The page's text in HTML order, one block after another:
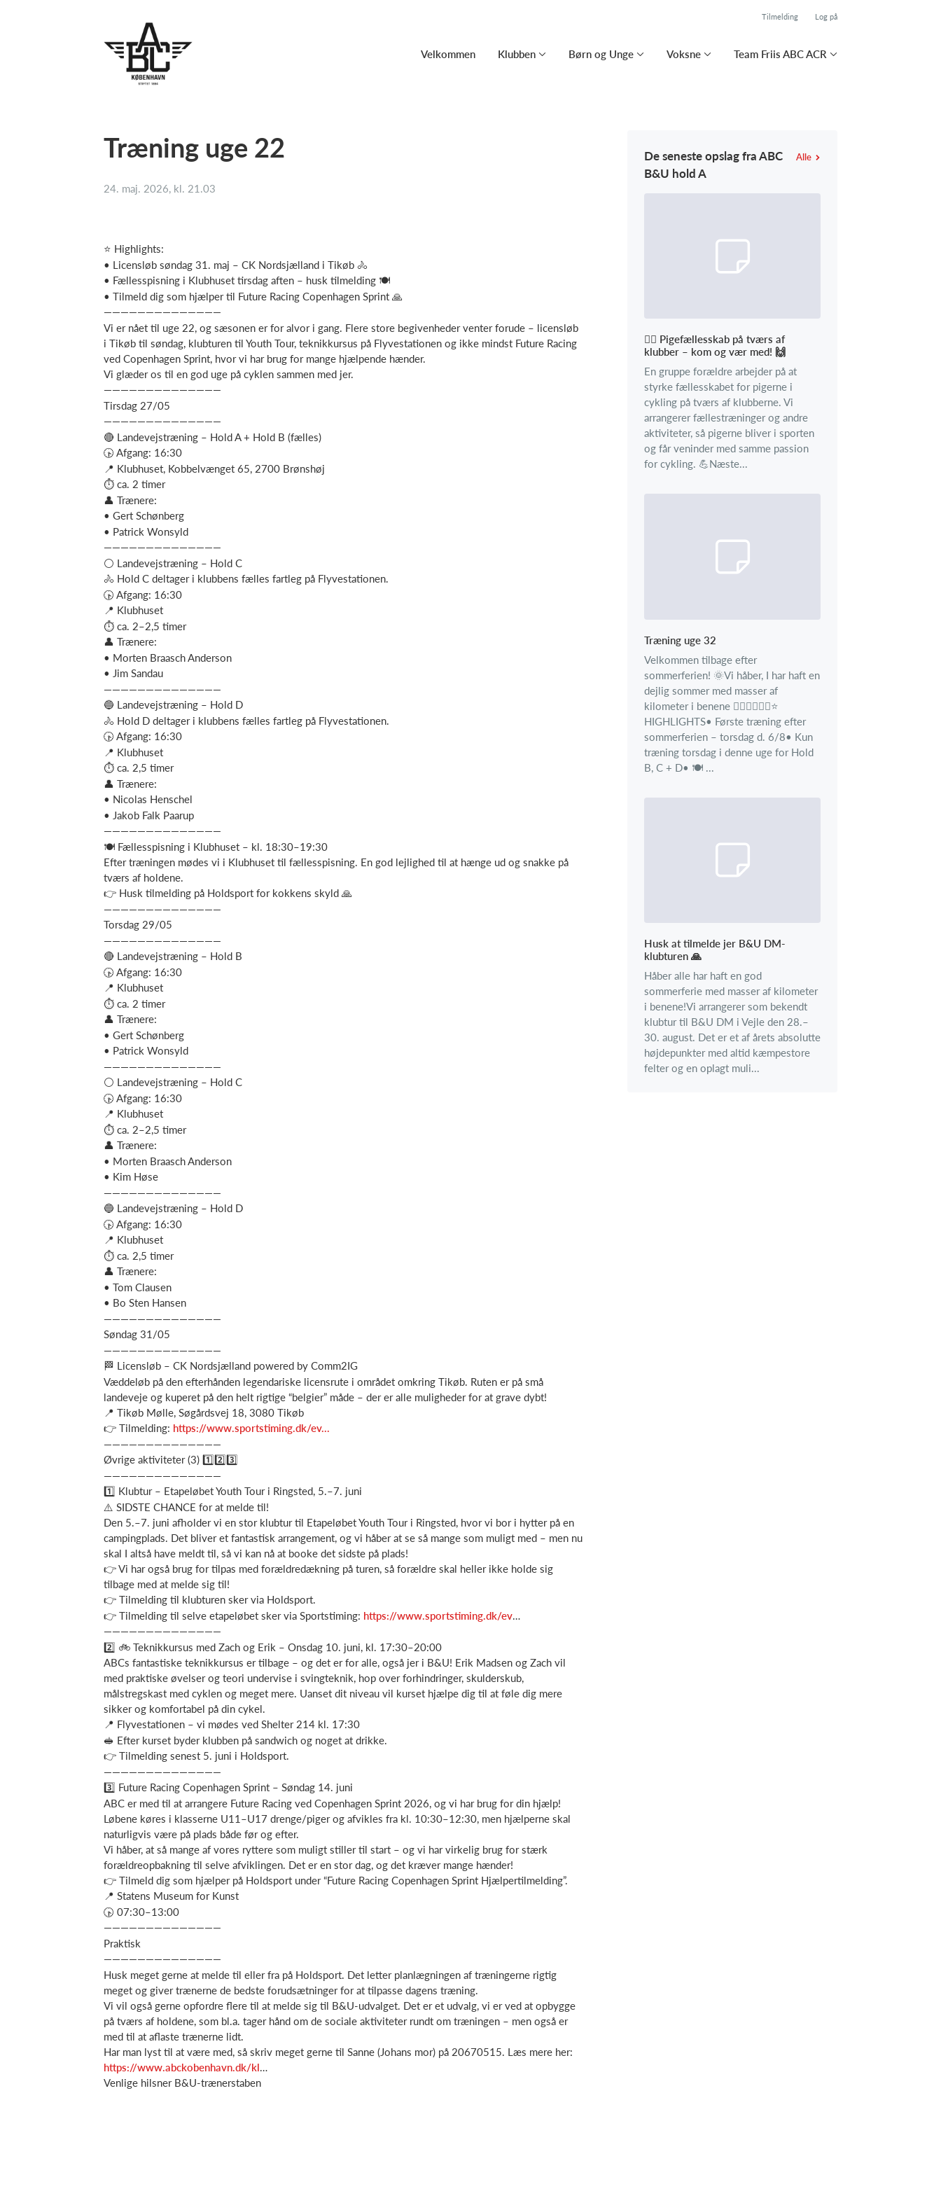
Tilmelding Log på
Velkommen Klubben Børn og Unge Voksne Team Friis ABC ACR
Træning uge 22
24. maj. 2026, kl. 21.03
⭐ Highlights:
• Licensløb søndag 31. maj – CK Nordsjælland i Tikøb 🚴
• Fællesspisning i Klubhuset tirsdag aften – husk tilmelding 🍽️
• Tilmeld dig som hjælper til Future Racing Copenhagen Sprint 🙏
——————————————
Vi er nået til uge 22, og sæsonen er for alvor i gang. Flere store begivenheder venter forude – licensløb
i Tikøb til søndag, klubturen til Youth Tour, teknikkursus på Flyvestationen og ikke mindst Future Racing
ved Copenhagen Sprint, hvor vi har brug for mange hjælpende hænder.
Vi glæder os til en god uge på cyklen sammen med jer.
——————————————
Tirsdag 27/05
——————————————
🔴 Landevejstræning – Hold A + Hold B (fælles)
🕟 Afgang: 16:30
📍 Klubhuset, Kobbelvænget 65, 2700 Brønshøj
⏱ ca. 2 timer
👤 Trænere:
• Gert Schønberg
• Patrick Wonsyld
——————————————
⚪ Landevejstræning – Hold C
🚴 Hold C deltager i klubbens fælles fartleg på Flyvestationen.
🕟 Afgang: 16:30
📍 Klubhuset
⏱ ca. 2–2,5 timer
👤 Trænere:
• Morten Braasch Anderson
• Jim Sandau
——————————————
🔵 Landevejstræning – Hold D
🚴 Hold D deltager i klubbens fælles fartleg på Flyvestationen.
🕟 Afgang: 16:30
📍 Klubhuset
⏱ ca. 2,5 timer
👤 Trænere:
• Nicolas Henschel
• Jakob Falk Paarup
——————————————
🍽️ Fællesspisning i Klubhuset – kl. 18:30–19:30
Efter træningen mødes vi i Klubhuset til fællesspisning. En god lejlighed til at hænge ud og snakke på
tværs af holdene.
👉 Husk tilmelding på Holdsport for kokkens skyld 🙏
——————————————
Torsdag 29/05
——————————————
🔴 Landevejstræning – Hold B
🕟 Afgang: 16:30
📍 Klubhuset
⏱ ca. 2 timer
👤 Trænere:
• Gert Schønberg
• Patrick Wonsyld
——————————————
⚪ Landevejstræning – Hold C
🕟 Afgang: 16:30
📍 Klubhuset
⏱ ca. 2–2,5 timer
👤 Trænere:
• Morten Braasch Anderson
• Kim Høse
——————————————
🔵 Landevejstræning – Hold D
🕟 Afgang: 16:30
📍 Klubhuset
⏱ ca. 2,5 timer
👤 Trænere:
• Tom Clausen
• Bo Sten Hansen
——————————————
Søndag 31/05
——————————————
🏁 Licensløb – CK Nordsjælland powered by Comm2IG
Væddeløb på den efterhånden legendariske licensrute i området omkring Tikøb. Ruten er på små
landeveje og kuperet på den helt rigtige “belgier” måde – der er alle muligheder for at grave dybt!
📍 Tikøb Mølle, Søgårdsvej 18, 3080 Tikøb
👉 Tilmelding: https://www.sportstiming.dk/ev...
——————————————
Øvrige aktiviteter (3) 1️⃣2️⃣3️⃣
——————————————
1️⃣ Klubtur – Etapeløbet Youth Tour i Ringsted, 5.–7. juni
⚠️ SIDSTE CHANCE for at melde til!
Den 5.–7. juni afholder vi en stor klubtur til Etapeløbet Youth Tour i Ringsted, hvor vi bor i hytter på en
campingplads. Det bliver et fantastisk arrangement, og vi håber at se så mange som muligt med – men nu
skal I altså have meldt til, så vi kan nå at booke det sidste på plads!
👉 Vi har også brug for tilpas med forældredækning på turen, så forældre skal heller ikke holde sig
tilbage med at melde sig til!
👉 Tilmelding til klubturen sker via Holdsport.
👉 Tilmelding til selve etapeløbet sker via Sportstiming: https://www.sportstiming.dk/ev
——————————————
2️⃣ 🚲 Teknikkursus med Zach og Erik – Onsdag 10. juni, kl. 17:30–20:00
ABCs fantastiske teknikkursus er tilbage – og det er for alle, også jer i B&U! Erik Madsen og Zach vil
med praktiske øvelser og teori undervise i svingteknik, hop over forhindringer, skulderskub,
målstregskast med cyklen og meget mere. Uanset dit niveau vil kurset hjælpe dig til at føle dig mere
sikker og komfortabel på din cykel.
📍 Flyvestationen – vi mødes ved Shelter 214 kl. 17:30
🥪 Efter kurset byder klubben på sandwich og noget at drikke.
👉 Tilmelding senest 5. juni i Holdsport.
——————————————
3️⃣ Future Racing Copenhagen Sprint – Søndag 14. juni
ABC er med til at arrangere Future Racing ved Copenhagen Sprint 2026, og vi har brug for din hjælp!
Løbene køres i klasserne U11–U17 drenge/piger og afvikles fra kl. 10:30–12:30, men hjælperne skal
naturligvis være på plads både før og efter.
Vi håber, at så mange af vores ryttere som muligt stiller til start – og vi har virkelig brug for stærk
forældreopbakning til selve afviklingen. Det er en stor dag, og det kræver mange hænder!
👉 Tilmeld dig som hjælper på Holdsport under “Future Racing Copenhagen Sprint Hjælpertilmelding”.
📍 Statens Museum for Kunst
🕟 07:30–13:00
——————————————
Praktisk
——————————————
Husk meget gerne at melde til eller fra på Holdsport. Det letter planlægningen af træningerne rigtig
meget og giver trænerne de bedste forudsætninger for at tilpasse dagens træning.
Vi vil også gerne opfordre flere til at melde sig til B&U-udvalget. Det er et udvalg, vi er ved at opbygge
på tværs af holdene, som bl.a. tager hånd om de sociale aktiviteter rundt om træningen – men også er
med til at aflaste trænerne lidt.
Har man lyst til at være med, så skriv meget gerne til Sanne (Johans mor) på 20670515. Læs mere her:
https://www.abckobenhavn.dk/kl
Venlige hilsner B&U-trænerstaben
De seneste opslag fra ABC
B&U hold A
Alle
🚴‍♀️ Pigefællesskab på tværs af
klubber – kom og vær med! 🙌
En gruppe forældre arbejder på at
styrke fællesskabet for pigerne i
cykling på tværs af klubberne. Vi
arrangerer fællestræninger og andre
aktiviteter, så pigerne bliver i sporten
og får veninder med samme passion
for cykling. 💪Næste...
Træning uge 32
Velkommen tilbage efter
sommerferien! 🌞Vi håber, I har haft en
dejlig sommer med masser af
kilometer i benene 🚴‍♂️🚴‍♂️🚴‍♂️⭐
HIGHLIGHTS• Første træning efter
sommerferien – torsdag d. 6/8• Kun
træning torsdag i denne uge for Hold
B, C + D• 🍽️ ...
Husk at tilmelde jer B&U DM-
klubturen 🙏
Håber alle har haft en god
sommerferie med masser af kilometer
i benene!Vi arrangerer som bekendt
klubtur til B&U DM i Vejle den 28.–
30. august. Det er et af årets absolutte
højdepunkter med altid kæmpestore
felter og en oplagt muli...